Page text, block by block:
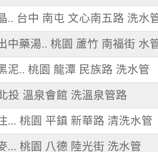
.. 台中 南屯 文心南五路 洗水
中藥湯.. 桃園 蘆竹 南福街 水
泥.. 桃園 龍潭 民族路 洗水管
投 溫泉會館 洗溫泉管路
... 桃園 平鎮 新華路 清洗水管
... 桃園 八德 陸光街 洗水管